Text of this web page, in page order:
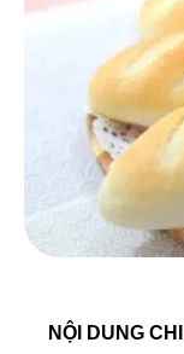
NỘI DUNG